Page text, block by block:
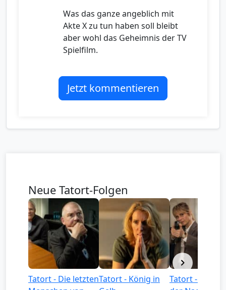
Was das ganze angeblich mit
Akte X zu tun haben soll bleibt
aber wohl das Geheimnis der TV
Spielfilm.
Jetzt kommentieren
Neue Tatort-Folgen
Tatort - Die letztenTatort - König in
Tatort - Könige